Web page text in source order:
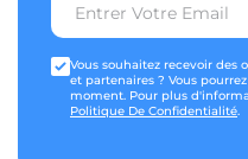
Vous souhaitez recevoir des
et partenaires ? Vous
moment. Pour plus
Politique De Confidentialité.